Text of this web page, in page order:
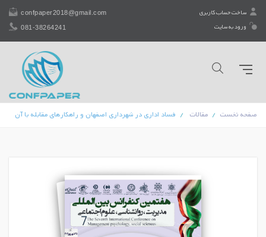
ساخت حساب کاربری
ورود به سایت
confpaper2018@gmail.com
081-38264241
صفحه نخست مقالات فساد اداری در شهرداری اصفهان و راهکارهای مقابله با آن